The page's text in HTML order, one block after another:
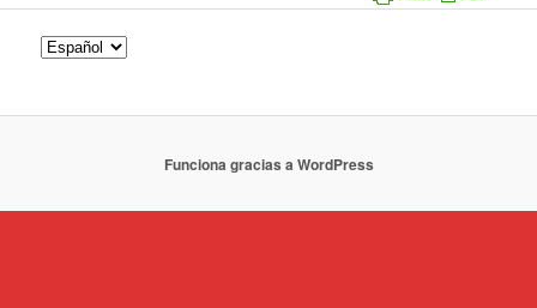
Funciona gracias a WordPress